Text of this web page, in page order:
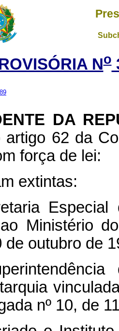
No
DA
artigo 62 da
força de lei:
extintas:
Especial
Ministério
de outubro de
nº 10, de